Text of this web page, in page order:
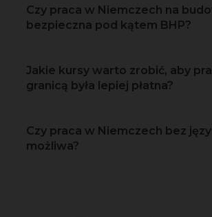
Czy praca w Niemczech na
bezpieczna pod kątem BHP?
Jakie kursy warto zrobić, aby
granicą była lepiej płatna?
Czy praca w Niemczech bez
możliwa?